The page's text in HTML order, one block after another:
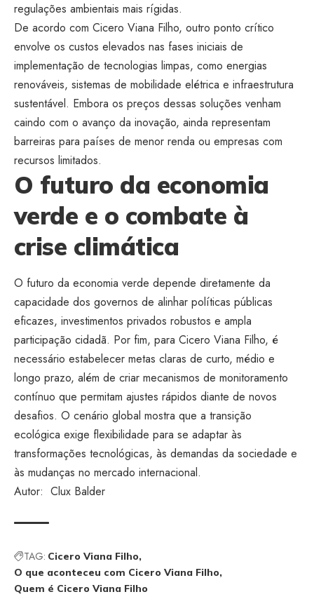
regulações ambientais mais rígidas.
De acordo com Cicero Viana Filho, outro ponto crítico
envolve os custos elevados nas fases iniciais de
implementação de tecnologias limpas, como energias
renováveis, sistemas de mobilidade elétrica e infraestrutura
sustentável. Embora os preços dessas soluções venham
caindo com o avanço da inovação, ainda representam
barreiras para países de menor renda ou empresas com
recursos limitados.
O futuro da economia
verde e o combate à
crise climática
O futuro da economia verde depende diretamente da
capacidade dos governos de alinhar políticas públicas
eficazes, investimentos privados robustos e ampla
participação cidadã. Por fim, para Cicero Viana Filho, é
necessário estabelecer metas claras de curto, médio e
longo prazo, além de criar mecanismos de monitoramento
contínuo que permitam ajustes rápidos diante de novos
desafios. O cenário global mostra que a transição
ecológica exige flexibilidade para se adaptar às
transformações tecnológicas, às demandas da sociedade e
às mudanças no mercado internacional.
Autor: Clux Balder
TAG: Cicero Viana Filho
O que aconteceu com Cicero Viana Filho
Quem é Cicero Viana Filho